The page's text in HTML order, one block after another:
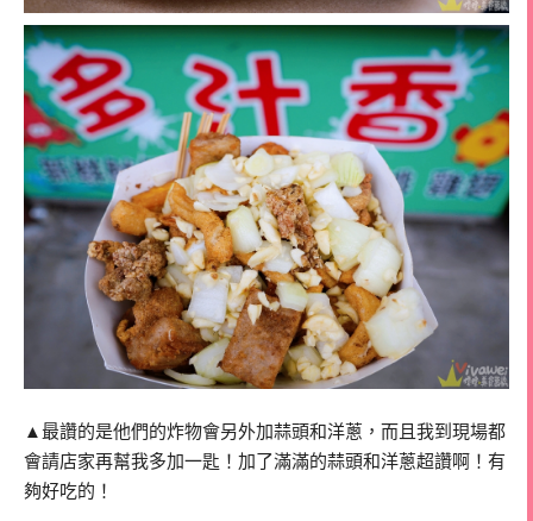
▲最讚的是他們的炸物會另外加蒜頭和洋蔥，而且我到現場都
會請店家再幫我多加一匙！加了滿滿的蒜頭和洋蔥超讚啊！有
夠好吃的！